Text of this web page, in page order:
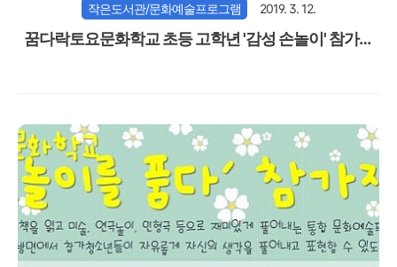
작은도서관/문화예술프로그램 2019. 3. 12.
꿈다락토요문화학교 초등 고학년 '감성 손놀이' 참가자